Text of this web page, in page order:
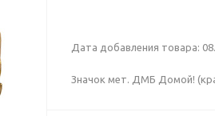
Дата добавления товара:
Значок мет. ДМБ Домой!